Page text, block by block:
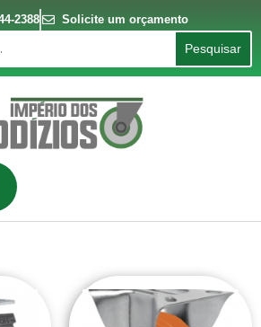
2388
Solicite um orçamento
Pesquisar